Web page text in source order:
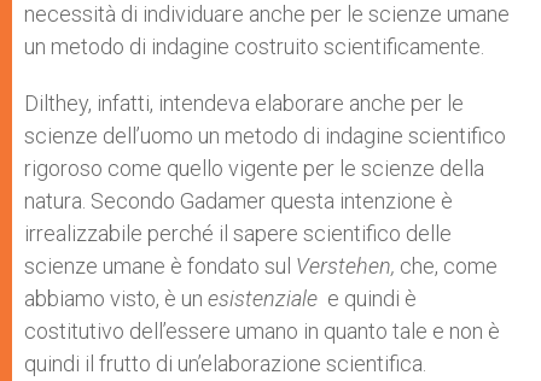
necessità di individuare anche per le scienze umane
un metodo di indagine costruito scientificamente.
Dilthey, infatti, intendeva elaborare anche per le
scienze dell’uomo un metodo di indagine scientifico
rigoroso come quello vigente per le scienze della
natura. Secondo Gadamer questa intenzione è
irrealizzabile perché il sapere scientifico delle
scienze umane è fondato sul Verstehen, che, come
abbiamo visto, è un esistenziale e quindi è
costitutivo dell’essere umano in quanto tale e non è
quindi il frutto di un’elaborazione scientifica.